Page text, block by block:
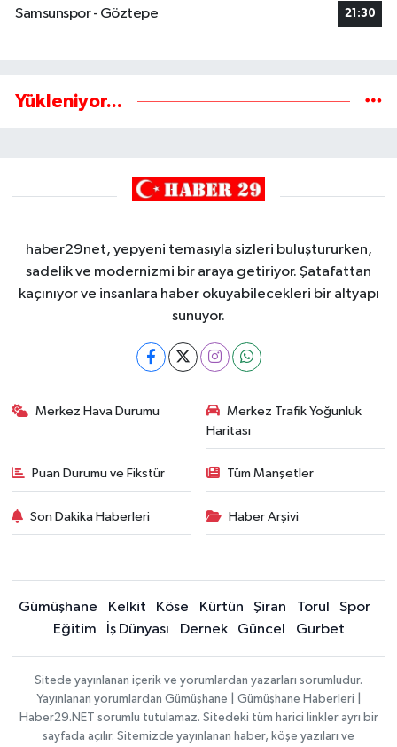
Samsunspor - Göztepe
21:30
Yükleniyor...
haber29net, yepyeni temasıyla sizleri buluştururken,
sadelik ve modernizmi bir araya getiriyor. Şatafattan
kaçınıyor ve insanlara haber okuyabilecekleri bir altyapı
sunuyor.
Merkez Hava Durumu
Merkez Trafik Yoğunluk
Haritası
Puan Durumu ve Fikstür Tüm Manşetler
Son Dakika Haberleri Haber Arşivi
Gümüşhane Kelkit Köse Kürtün Şiran Torul
Spor
Eğitim
İş Dünyası Dernek Güncel Gurbet
Sitede yayınlanan içerik ve yorumlardan yazarları sorumludur.
Yayınlanan yorumlardan Gümüşhane | Gümüşhane Haberleri |
Haber29.NET sorumlu tutulamaz. Sitedeki tüm harici linkler ayrı bir
sayfada açılır. Sitemizde yayınlanan haber, köşe yazıları ve